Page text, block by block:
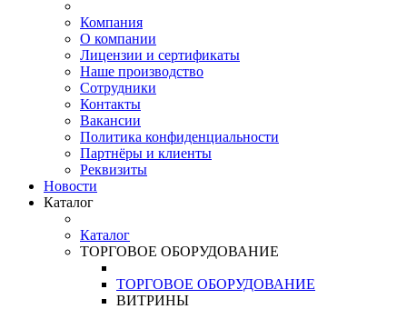
Компания
О компании
Лицензии и сертификаты
Наше производство
Сотрудники
Контакты
Вакансии
Политика конфиденциальности
Партнёры и клиенты
Реквизиты
Новости
Каталог
Каталог
ТОРГОВОЕ ОБОРУДОВАНИЕ
ТОРГОВОЕ ОБОРУДОВАНИЕ
ВИТРИНЫ